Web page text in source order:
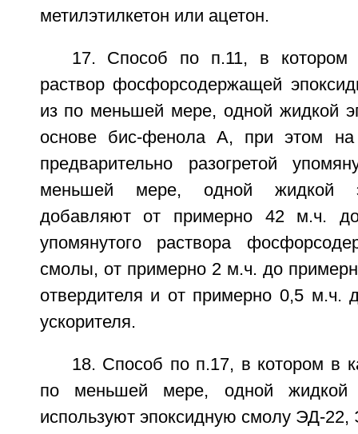
метилэтилкетон или ацетон.
17. Способ по п.11, в котором
раствор фосфорсодержащей
из по меньшей мере, одной жидкой
основе бис-фенола А, при этом
предварительно разогретой
меньшей мере, одной жидкой
добавляют от примерно 42 м.ч.
упомянутого раствора
смолы, от примерно 2 м.ч. до
отвердителя и от примерно 0,5 м.ч.
ускорителя.
18. Способ по п.17, в котором в
по меньшей мере, одной жидкой
используют эпоксидную смолу ЭД-